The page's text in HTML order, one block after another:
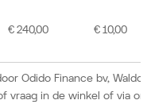
Odido Finance bv,
vraag in de winkel of via
€ 240,00 € 10,00